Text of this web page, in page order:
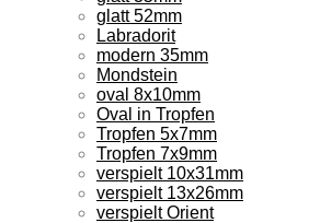
glatt 52mm
Labradorit
modern 35mm
Mondstein
oval 8x10mm
Oval in Tropfen
Tropfen 5x7mm
Tropfen 7x9mm
verspielt 10x31mm
verspielt 13x26mm
verspielt Orient